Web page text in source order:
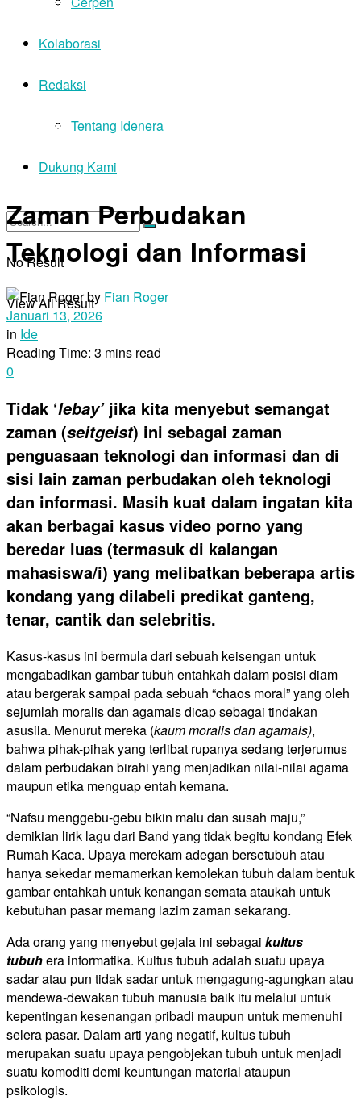
Kolaborasi
Redaksi
Tentang Idenera
Dukung Kami
No Result
View All Result
Zaman Perbudakan
Teknologi dan Informasi
by Fian Roger
Januari 13, 2026
in Ide
Reading Time: 3 mins read
0
Tidak ‘lebay’jika kita menyebut semangat
zaman (seitgeist) ini sebagai zaman
penguasaan teknologi dan informasi dan di
sisi lain zaman perbudakan oleh teknologi
dan informasi. Masih kuat dalam ingatan kita
akan berbagai kasus video porno yang
beredar luas (termasuk di kalangan
mahasiswa/i) yang melibatkan beberapa artis
kondang yang dilabeli predikat ganteng,
tenar, cantik dan selebritis.
Kasus-kasus ini bermula dari sebuah keisengan untuk
mengabadikan gambar tubuh entahkah dalam posisi diam
atau bergerak sampai pada sebuah “chaos moral” yang oleh
sejumlah moralis dan agamais dicap sebagai tindakan
asusila. Menurut mereka (kaum moralis dan agamais),
bahwa pihak-pihak yang terlibat rupanya sedang terjerumus
dalam perbudakan birahi yang menjadikan nilai-nilai agama
maupun etika menguap entah kemana.
“Nafsu menggebu-gebu bikin malu dan susah maju,”
demikian lirik lagu dari Band yang tidak begitu kondang Efek
Rumah Kaca. Upaya merekam adegan bersetubuh atau
hanya sekedar memamerkan kemolekan tubuh dalam bentuk
gambar entahkah untuk kenangan semata ataukah untuk
kebutuhan pasar memang lazim zaman sekarang.
Ada orang yang menyebut gejala ini sebagai kultus
tubuhera informatika. Kultus tubuh adalah suatu upaya
sadar atau pun tidak sadar untuk mengagung-agungkan atau
mendewa-dewakan tubuh manusia baik itu melalui untuk
kepentingan kesenangan pribadi maupun untuk memenuhi
selera pasar. Dalam arti yang negatif, kultus tubuh
merupakan suatu upaya pengobjekan tubuh untuk menjadi
suatu komoditi demi keuntungan material ataupun
psikologis.